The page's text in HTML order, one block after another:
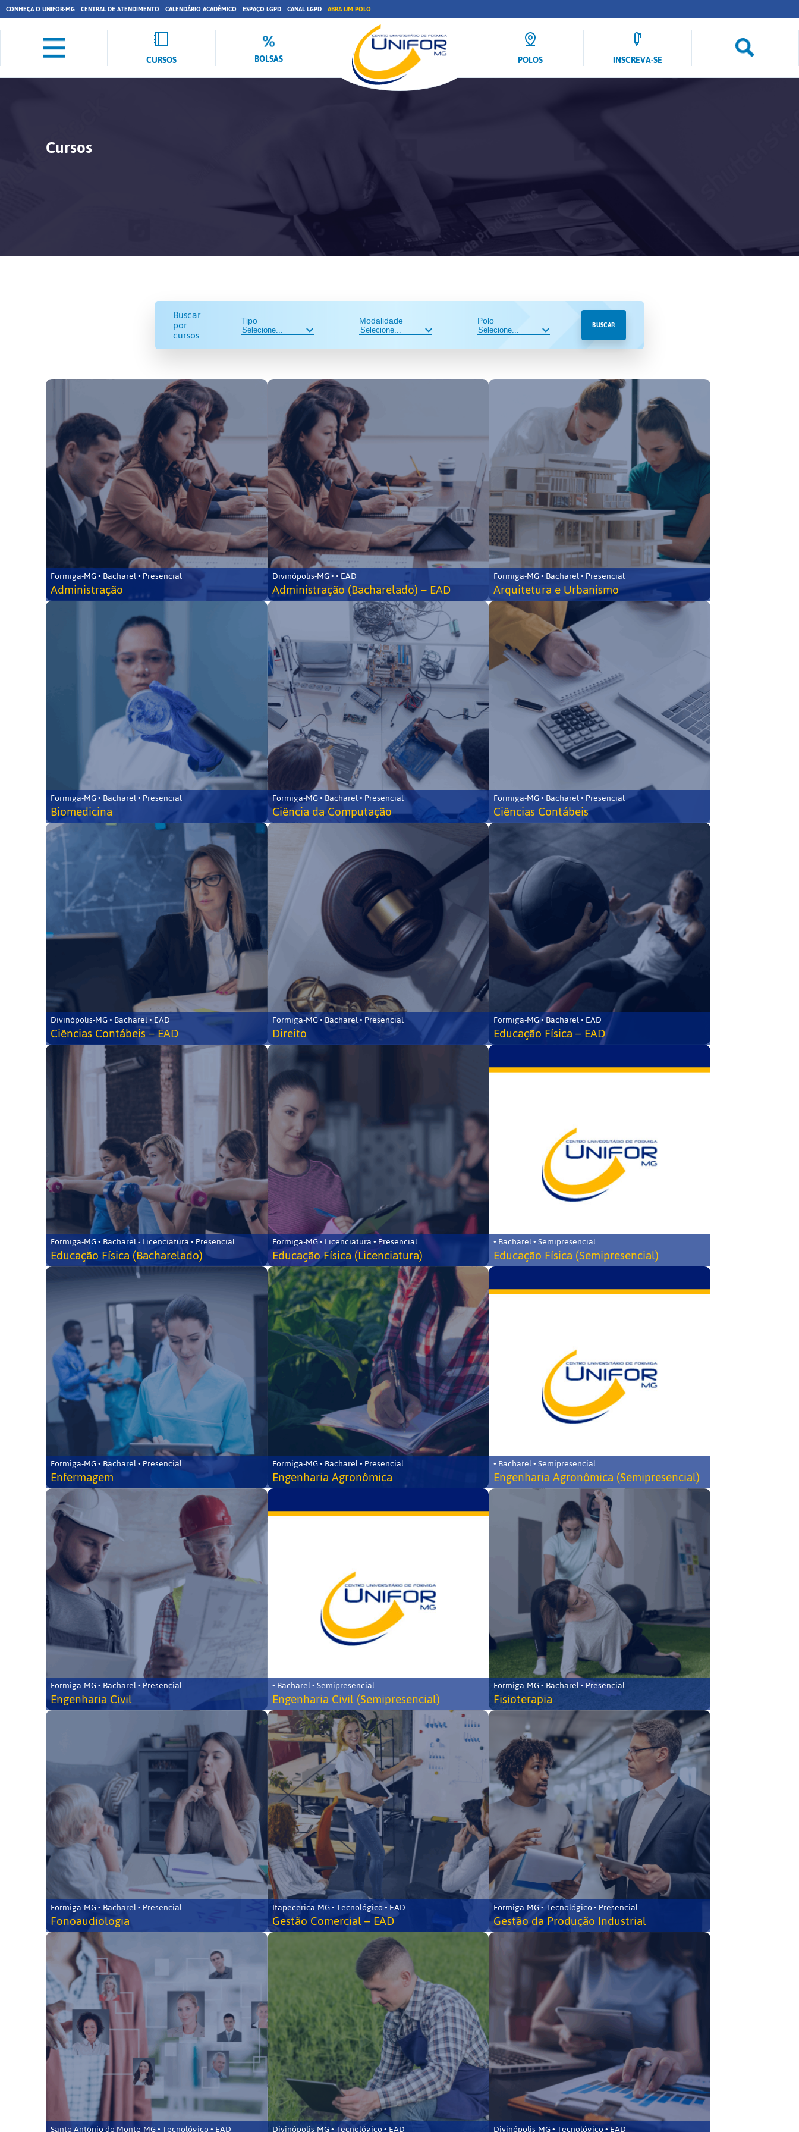
CONHEÇA O UNIFOR-MG CENTRAL DE ATENDIMENTO CALENDÁRIO ACADÊMICO ESPAÇO LGPD CANAL LGPD ABRA UM POLO
CURSOS BOLSAS POLOS INSCREVA-SE
Cursos
Buscar
por
cursos
Tipo Modalidade Polo BUSCAR
Formiga-MG • Bacharel • Presencial
Administração
Divinópolis-MG • • EAD
Administração (Bacharelado) – EAD
Formiga-MG • Bacharel • Presencial
Arquitetura e Urbanismo
Formiga-MG • Bacharel • Presencial
Biomedicina
Formiga-MG • Bacharel • Presencial
Ciência da Computação
Formiga-MG • Bacharel • Presencial
Ciências Contábeis
Divinópolis-MG • Bacharel • EAD
Ciências Contábeis – EAD
Formiga-MG • Bacharel • Presencial
Direito
Formiga-MG • Bacharel • EAD
Educação Física – EAD
Formiga-MG • Bacharel - Licenciatura • Presencial
Educação Física (Bacharelado)
Formiga-MG • Licenciatura • Presencial
Educação Física (Licenciatura)
• Bacharel • Semipresencial
Educação Física (Semipresencial)
Formiga-MG • Bacharel • Presencial
Enfermagem
Formiga-MG • Bacharel • Presencial
Engenharia Agronômica
• Bacharel • Semipresencial
Engenharia Agronômica (Semipresencial)
Formiga-MG • Bacharel • Presencial
Engenharia Civil
• Bacharel • Semipresencial
Engenharia Civil (Semipresencial)
Formiga-MG • Bacharel • Presencial
Fisioterapia
Formiga-MG • Bacharel • Presencial
Fonoaudiologia
Itapecerica-MG • Tecnológico • EAD
Gestão Comercial – EAD
Formiga-MG • Tecnológico • Presencial
Gestão da Produção Industrial